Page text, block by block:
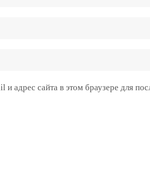
и адрес сайта в этом браузере для